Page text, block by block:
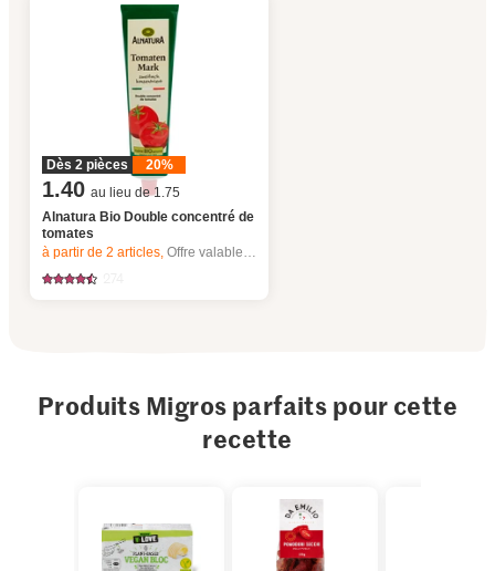
Dès 2 pièces 20%
1.40 au lieu de 1.75
Alnatura Bio Double concentré de
tomates
à partir de 2articles,Offre valable du 6.8 au 12.8.2026, jusqu’à épuisement du stock.
Produits Migros parfaits pour cette
recette